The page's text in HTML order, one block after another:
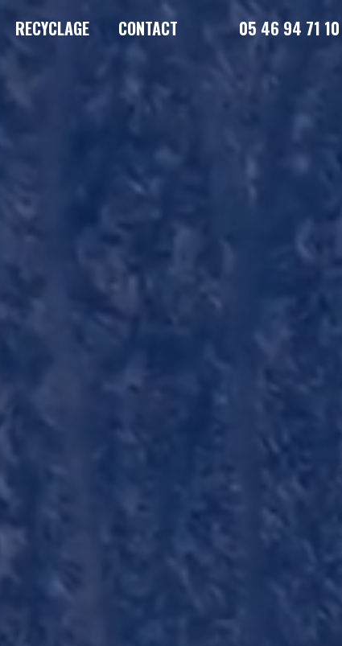
RECYCLAGE CONTACT 05 46 94 71 10